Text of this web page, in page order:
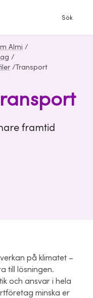
Sök
Almi /
/
/Transport
framtid
på klimatet –
till lösningen.
och ansvar i hela
minska er